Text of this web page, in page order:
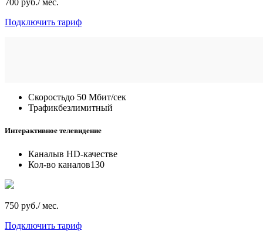
700 руб./ мес.
Подключить тариф
Скоростьдо 50 Мбит/сек
Трафикбезлимитный
Интерактивное телевидение
Каналыв HD-качестве
Кол-во каналов130
750 руб./ мес.
Подключить тариф